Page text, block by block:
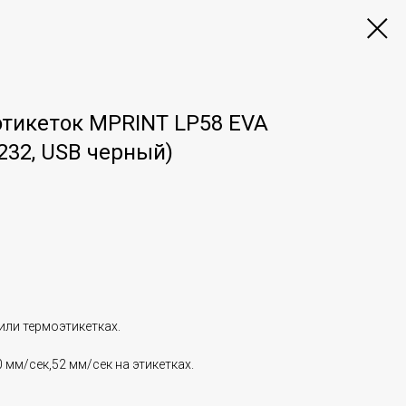
MPRINT LP58 EVA
USB черный)
термоэтикетках.
мм/сек,52 мм/сек на этикетках.